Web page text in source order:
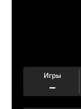
Игры
–